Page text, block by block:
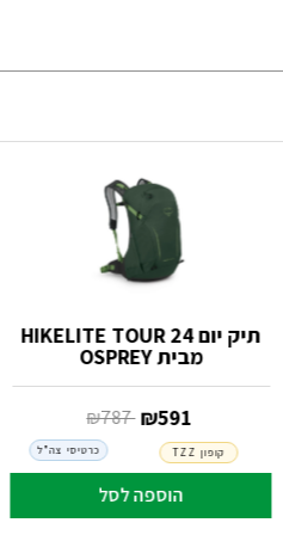
תיק יום HIKELITE TOUR 24
מבית OSPREY
‏ ₪
787 591
הוספה לסל
כרטיסי צה"ל קופון TZZ